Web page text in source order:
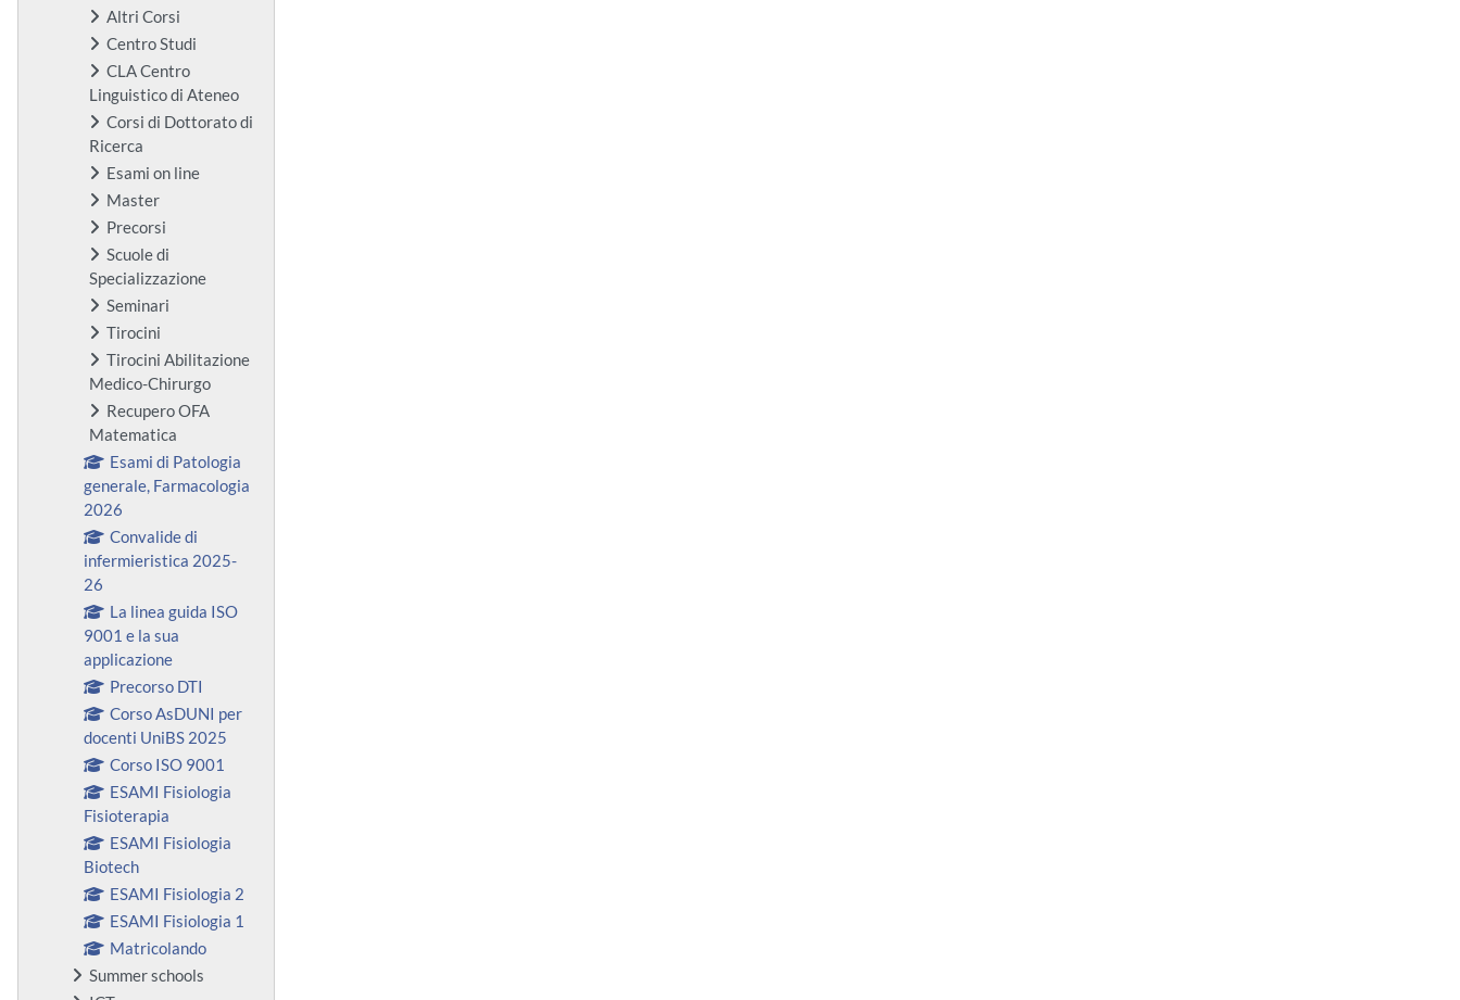
Altri Corsi
Centro Studi
CLA Centro
Linguistico di Ateneo
Corsi di Dottorato di
Ricerca
Esami on line
Master
Precorsi
Scuole di
Specializzazione
Seminari
Tirocini
Tirocini Abilitazione
Medico-Chirurgo
Recupero OFA
Matematica
Esami di Patologia
generale, Farmacologia
2026
Convalide di
infermieristica 2025-
26
La linea guida ISO
9001 e la sua
applicazione
Precorso DTI
Corso AsDUNI per
docenti UniBS 2025
Corso ISO 9001
ESAMI Fisiologia
Fisioterapia
ESAMI Fisiologia
Biotech
ESAMI Fisiologia 2
ESAMI Fisiologia 1
Matricolando
Summer schools